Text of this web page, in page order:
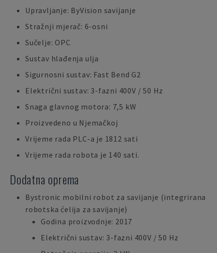
Upravljanje: ByVision savijanje
Stražnji mjerač: 6-osni
Sučelje: OPC
Sustav hlađenja ulja
Sigurnosni sustav: Fast Bend G2
Električni sustav: 3-fazni 400V / 50 Hz
Snaga glavnog motora: 7,5 kW
Proizvedeno u Njemačkoj
Vrijeme rada PLC-a je 1812 sati
Vrijeme rada robota je 140 sati.
Dodatna oprema
Bystronic mobilni robot za savijanje (integrirana
robotska ćelija za savijanje)
Godina proizvodnje: 2017
Električni sustav: 3-fazni 400V / 50 Hz